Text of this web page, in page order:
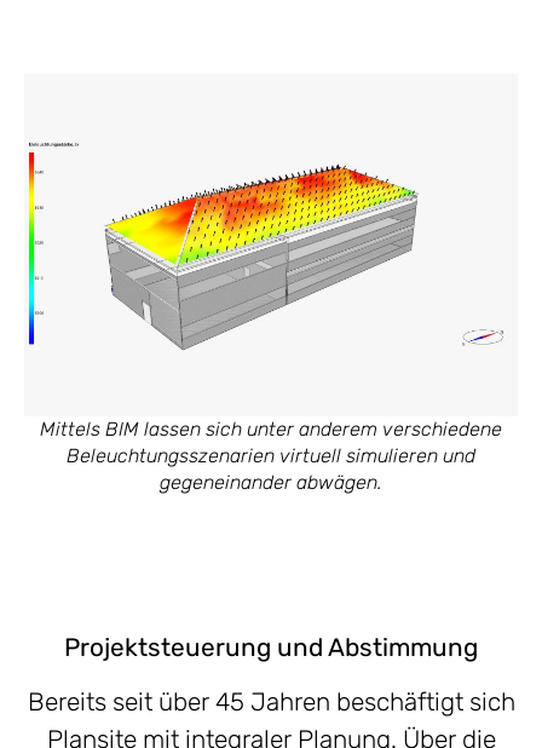
Mittels BIM lassen sich unter anderem verschiedene
Beleuchtungsszenarien virtuell simulieren und
gegeneinander abwägen.
Projektsteuerung und Abstimmung
Bereits seit über 45 Jahren beschäftigt sich
Plansite mit integraler Planung. Über die